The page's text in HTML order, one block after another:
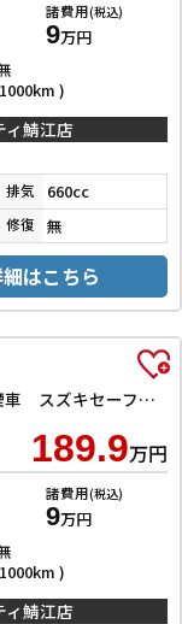
諸費用(税込)
9万円
)
ィ鯖江店
排気 660cc
修復 無
はこちら
ハイブリッドX 4WD 届出済未使用車 禁煙車 スズキセーフティサポート LEDヘッドライト 全方位カメラ 革巻きステアリング スマートキー プッシュスタート アイドリングストップ 障害物センサー 前席シートヒーター
189.9万円
諸費用(税込)
9万円
)
ィ鯖江店